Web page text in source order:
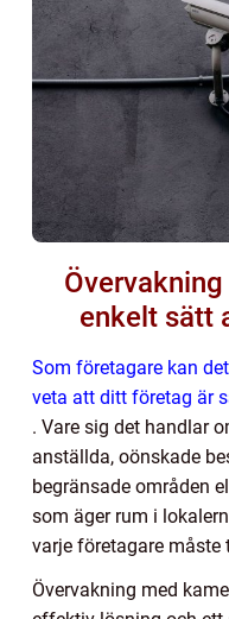
enkelt sätt
Som företagare kan
veta att ditt företag är
. Vare sig det handlar
anställda, oönskade
begränsade områden
som äger rum i
varje företagare måste
Övervakning med